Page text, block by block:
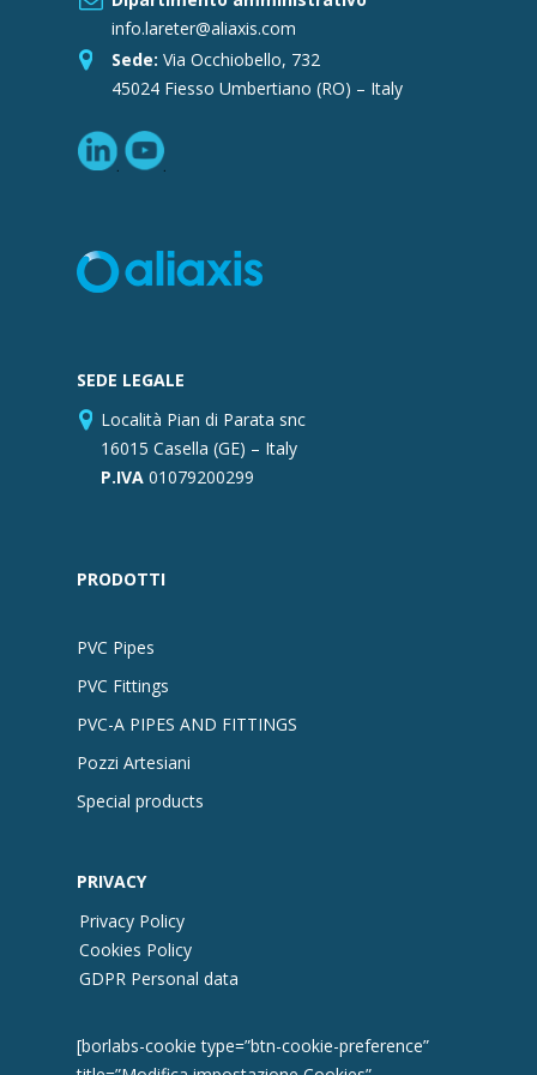
info.lareter@aliaxis.com
Sede: Via Occhiobello, 732
45024 Fiesso Umbertiano (RO) – Italy
SEDE LEGALE
Località Pian di Parata snc
16015 Casella (GE) – Italy
P.IVA 01079200299
PRODOTTI
PVC Pipes
PVC Fittings
PVC-A PIPES AND FITTINGS
Pozzi Artesiani
Special products
PRIVACY
Privacy Policy
Cookies Policy
GDPR Personal data
[borlabs-cookie type=”btn-cookie-preference”